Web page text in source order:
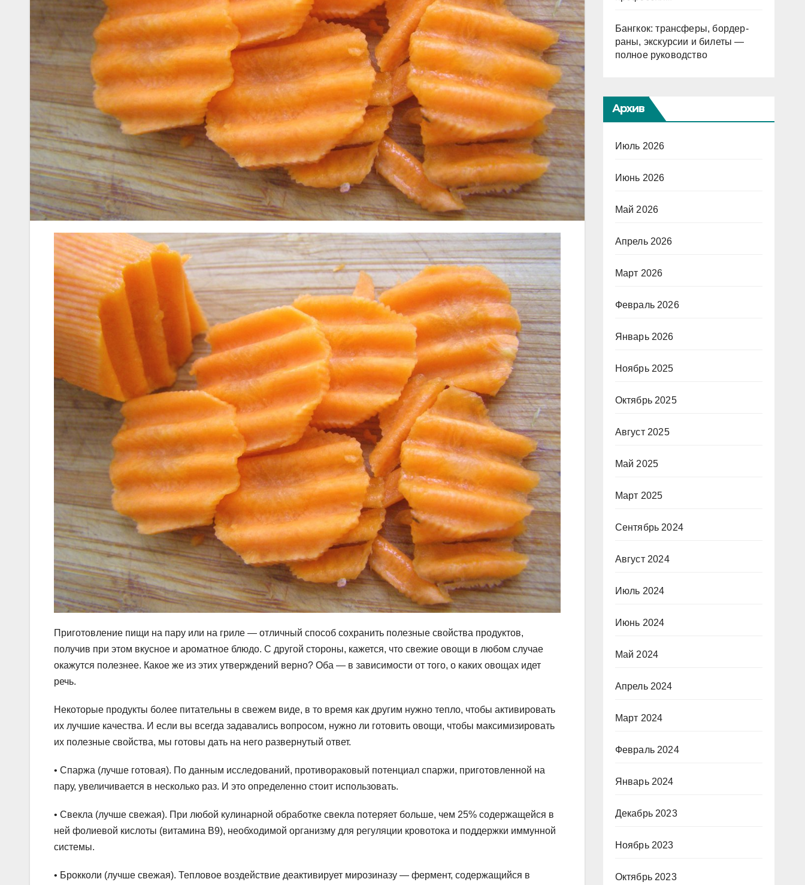
Приготовление пищи на пару или на гриле — отличный способ сохранить полезные свойства продуктов,
получив при этом вкусное и ароматное блюдо. С другой стороны, кажется, что свежие овощи в любом случае
окажутся полезнее. Какое же из этих утверждений верно? Оба — в зависимости от того, о каких овощах идет
речь.
Некоторые продукты более питательны в свежем виде, в то время как другим нужно тепло, чтобы активировать
их лучшие качества. И если вы всегда задавались вопросом, нужно ли готовить овощи, чтобы максимизировать
их полезные свойства, мы готовы дать на него развернутый ответ.
• Спаржа (лучше готовая). По данным исследований, противораковый потенциал спаржи, приготовленной на
пару, увеличивается в несколько раз. И это определенно стоит использовать.
• Свекла (лучше свежая). При любой кулинарной обработке свекла потеряет больше, чем 25% содержащейся в
ней фолиевой кислоты (витамина В9), необходимой организму для регуляции кровотока и поддержки иммунной
системы.
• Брокколи (лучше свежая). Тепловое воздействие деактивирует мирозиназу — фермент, содержащийся в
Бангкок: трансферы, бордер-
раны, экскурсии и билеты —
полное руководство
Архив
Июль 2026
Июнь 2026
Май 2026
Апрель 2026
Март 2026
Февраль 2026
Январь 2026
Ноябрь 2025
Октябрь 2025
Август 2025
Май 2025
Март 2025
Сентябрь 2024
Август 2024
Июль 2024
Июнь 2024
Май 2024
Апрель 2024
Март 2024
Февраль 2024
Январь 2024
Декабрь 2023
Ноябрь 2023
Октябрь 2023